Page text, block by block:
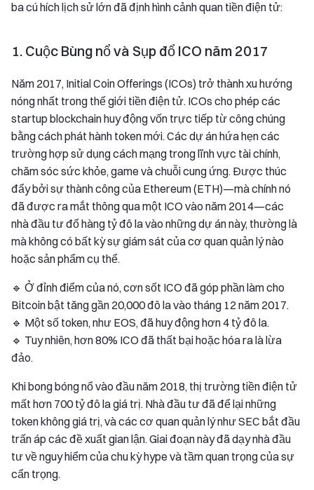
ba cú hích lịch sử lớn đã định hình cảnh quan tiền điện tử:
1. Cuộc Bùng nổ và Sụp đổ ICO năm 2017
Năm 2017, Initial Coin Offerings (ICOs) trở thành xu hướng
nóng nhất trong thế giới tiền điện tử. ICOs cho phép các
startup blockchain huy động vốn trực tiếp từ công chúng
bằng cách phát hành token mới. Các dự án hứa hẹn các
trường hợp sử dụng cách mạng trong lĩnh vực tài chính,
chăm sóc sức khỏe, game và chuỗi cung ứng. Được thúc
đẩy bởi sự thành công của Ethereum (ETH)—mà chính nó
đã được ra mắt thông qua một ICO vào năm 2014—các
nhà đầu tư đổ hàng tỷ đô la vào những dự án này, thường là
mà không có bất kỳ sự giám sát của cơ quan quản lý nào
hoặc sản phẩm cụ thể.
🔹 Ở đỉnh điểm của nó, cơn sốt ICO đã góp phần làm cho
Bitcoin bật tăng gần 20,000 đô la vào tháng 12 năm 2017.
🔹 Một số token, như EOS, đã huy động hơn 4 tỷ đô la.
🔹 Tuy nhiên, hơn 80% ICO đã thất bại hoặc hóa ra là lừa
đảo.
Khi bong bóng nổ vào đầu năm 2018, thị trường tiền điện tử
mất hơn 700 tỷ đô la giá trị. Nhà đầu tư đã để lại những
token không giá trị, và các cơ quan quản lý như SEC bắt đầu
trấn áp các đề xuất gian lận. Giai đoạn này đã dạy nhà đầu
tư về nguy hiểm của chu kỳ hype và tầm quan trọng của sự
cẩn trọng.